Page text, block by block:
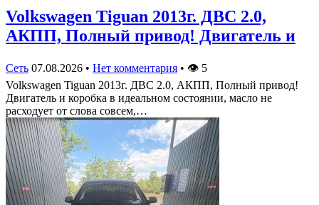
Volkswagen Tiguan 2013г. ДВС 2.0,
АКПП, Полный привод! Двигатель и
Сеть 07.08.2026 • Нет комментария • 👁 5
Volkswagen Tiguan 2013г. ДВС 2.0, АКПП, Полный привод!
Двигатель и коробка в идеальном состоянии, масло не
расходует от слова совсем,…